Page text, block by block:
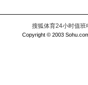
搜狐体育24小时值
Copyright © 2003